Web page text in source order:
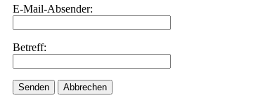
E-Mail-Absender:
Betreff:
Senden Abbrechen